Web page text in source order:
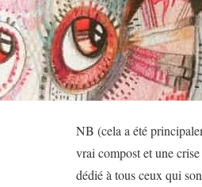
NB (cela a été
vrai compost et une
dédié à tous ceux qui